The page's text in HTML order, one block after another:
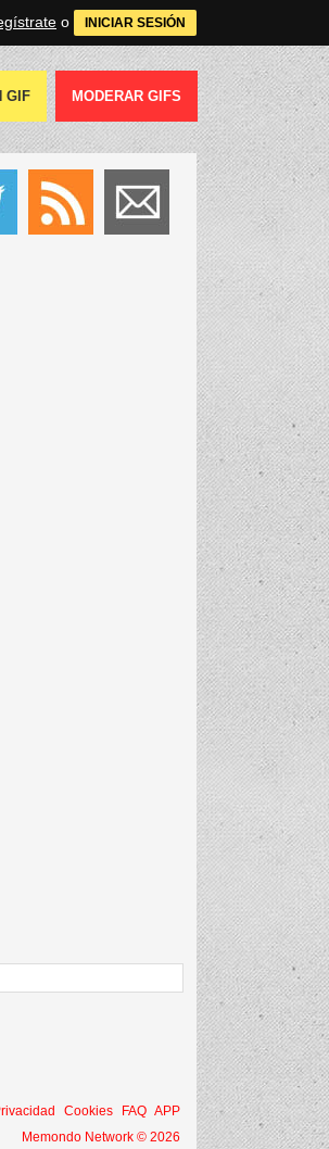
o INICIAR SESIÓN
GIF MODERAR GIFS
Cookies FAQ APP
Memondo Network © 2026